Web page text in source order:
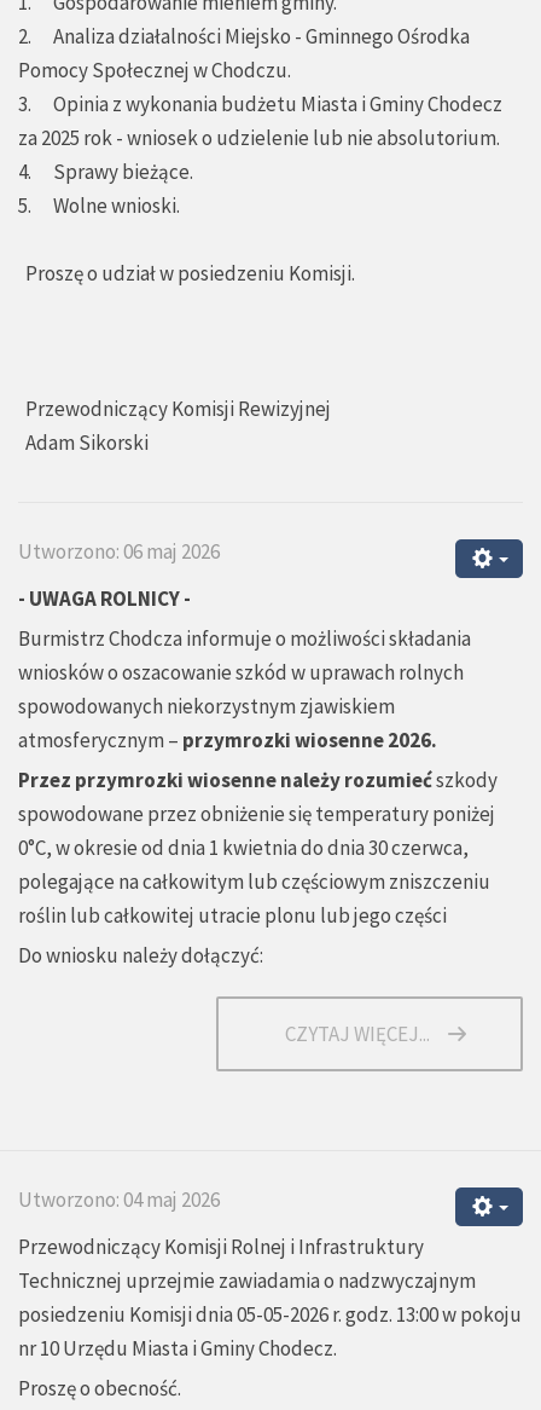
2. Analiza działalności Miejsko - Gminnego Ośrodka
Pomocy Społecznej w Chodczu.
3. Opinia z wykonania budżetu Miasta i Gminy Chodecz
za 2025 rok - wniosek o udzielenie lub nie absolutorium.
4. Sprawy bieżące.
5. Wolne wnioski.
Proszę o udział w posiedzeniu Komisji.
Przewodniczący Komisji Rewizyjnej
Adam Sikorski
Utworzono: 06 maj 2026
- UWAGA ROLNICY -
Burmistrz Chodcza informuje o możliwości składania
wniosków o oszacowanie szkód w uprawach rolnych
spowodowanych niekorzystnym zjawiskiem
atmosferycznym – przymrozki wiosenne 2026.
Przez przymrozki wiosenne należy rozumiećszkody
spowodowane przez obniżenie się temperatury poniżej
0°C, w okresie od dnia 1 kwietnia do dnia 30 czerwca,
polegające na całkowitym lub częściowym zniszczeniu
roślin lub całkowitej utracie plonu lub jego części
Do wniosku należy dołączyć:
CZYTAJ WIĘCEJ...
Utworzono: 04 maj 2026
Przewodniczący Komisji Rolnej i Infrastruktury
Technicznej uprzejmie zawiadamia o nadzwyczajnym
posiedzeniu Komisji dnia 05-05-2026 r. godz. 13:00 w pokoju
nr 10 Urzędu Miasta i Gminy Chodecz.
Proszę o obecność.